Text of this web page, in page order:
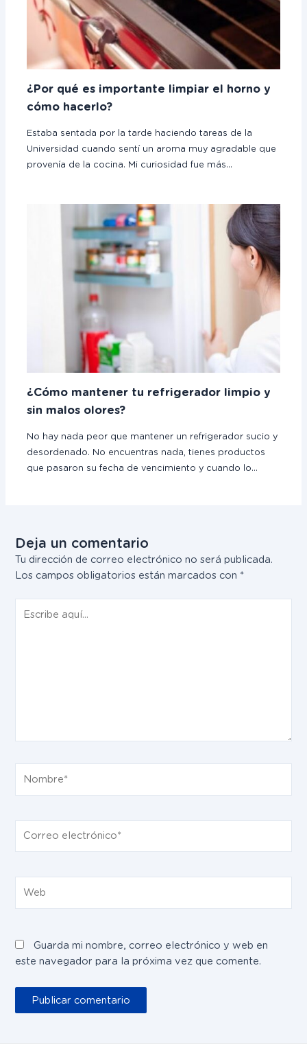
¿Por qué es importante limpiar el horno y
cómo hacerlo?
Estaba sentada por la tarde haciendo tareas de la
Universidad cuando sentí un aroma muy agradable que
provenía de la cocina. Mi curiosidad fue más…
¿Cómo mantener tu refrigerador limpio y
sin malos olores?
No hay nada peor que mantener un refrigerador sucio y
desordenado. No encuentras nada, tienes productos
que pasaron su fecha de vencimiento y cuando lo…
Deja un comentario
Tu dirección de correo electrónico no será publicada.
Los campos obligatorios están marcados con *
aquí...
electrónico*
Guarda mi nombre, correo electrónico y web en
este navegador para la próxima vez que comente.